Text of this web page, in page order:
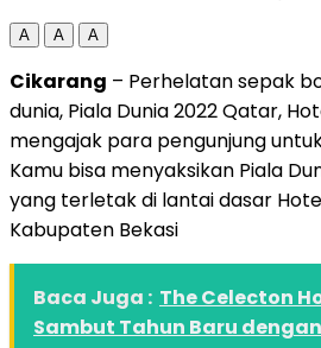
A A A
Cikarang – Perhelatan sepak
dunia, Piala Dunia 2022 Qatar,
mengajak para pengunjung
Kamu bisa menyaksikan Piala
yang terletak di lantai dasar
Kabupaten Bekasi
Baca Juga : The Celecton
Sambut Tahun Baru